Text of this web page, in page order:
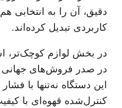
دقیق، آن را به انتخابی
کاربردی تبدیل کرده‌اند.
کنترل‌شده قهوه‌ای با